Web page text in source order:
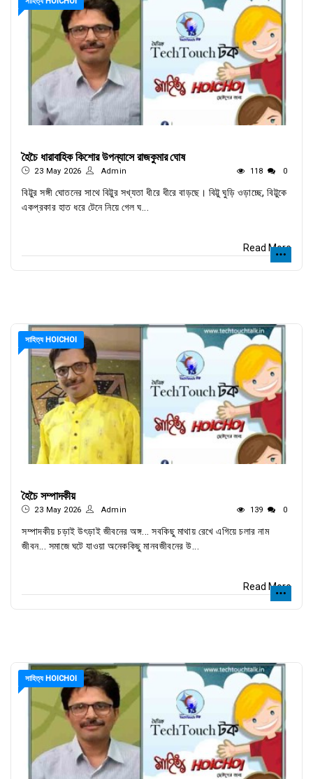
হৈচৈ ধারাবাহিক কিশোর উপন্যাসে রাজকুমার ঘোষ
23 May 2026 Admin 118 0
বিট্টুর সঙ্গী ঘোতনের সাথে বিট্টুর সখ্যতা ধীরে ধীরে বাড়ছে। বিট্টু ঘুড়ি ওড়াচ্ছে, বিট্টুকে
একপ্রকার হাত ধরে টেনে নিয়ে গেল ঘ...
Read More
সাহিত্য HOICHOI
হৈচৈ সম্পাদকীয়
23 May 2026 Admin 139 0
সম্পাদকীয় চড়াই উৎড়াই জীবনের অঙ্গ... সবকিছু মাথায় রেখে এগিয়ে চলার নাম
জীবন... সমাজে ঘটে যাওয়া অনেককিছু মানবজীবনের উ...
Read More
সাহিত্য HOICHOI